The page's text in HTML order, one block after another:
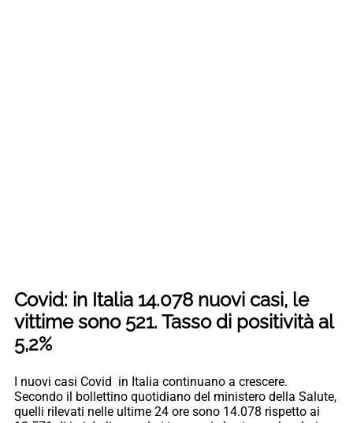
Covid: in Italia 14.078 nuovi casi, le
vittime sono 521. Tasso di positività al
5,2%
I nuovi casi Covid in Italia continuano a crescere.
Secondo il bollettino quotidiano del ministero della Salute,
quelli rilevati nelle ultime 24 ore sono 14.078 rispetto ai